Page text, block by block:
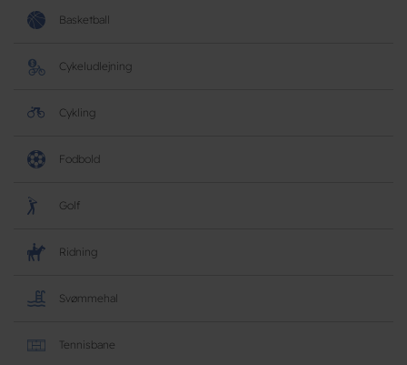
Basketball
Cykeludlejning
Cykling
Fodbold
Golf
Ridning
Svømmehal
Tennisbane